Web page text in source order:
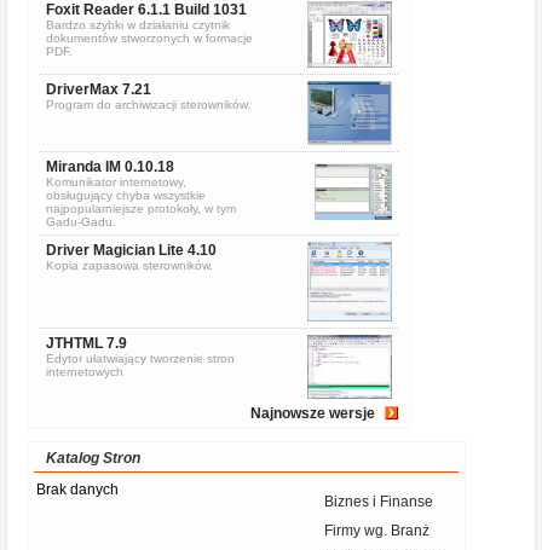
Foxit Reader 6.1.1 Build 1031
Bardzo szybki w działaniu czytnik
dokumentów stworzonych w formacje
PDF.
DriverMax 7.21
Program do archiwizacji sterowników.
Miranda IM 0.10.18
Komunikator internetowy,
obsługujący chyba wszystkie
najpopularniejsze protokoły, w tym
Gadu-Gadu.
Driver Magician Lite 4.10
Kopia zapasowa sterowników.
JTHTML 7.9
Edytor ułatwiający tworzenie stron
internetowych
Najnowsze wersje
Katalog Stron
Brak danych
Biznes i Finanse
Firmy wg. Branż